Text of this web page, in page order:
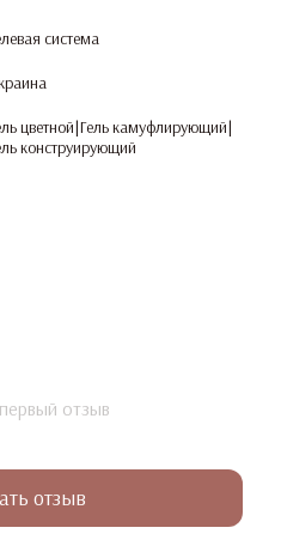
система
цветной|Гель камуфлирующий|
конструирующий
отзыв
отзыв